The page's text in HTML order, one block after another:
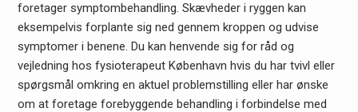
foretager symptombehandling. Skævheder i ryggen kan
eksempelvis forplante sig ned gennem kroppen og udvise
symptomer i benene. Du kan henvende sig for råd og
vejledning hos fysioterapeut København hvis du har tvivl eller
spørgsmål omkring en aktuel problemstilling eller har ønske
om at foretage forebyggende behandling i forbindelse med